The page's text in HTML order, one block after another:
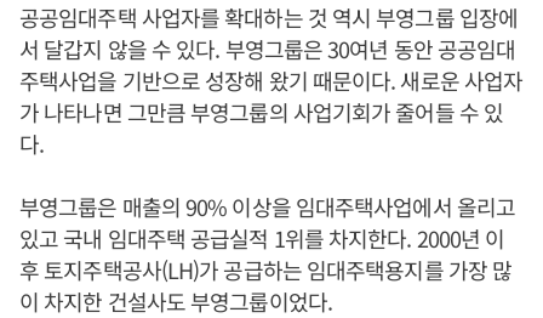
공공임대주택 사업자를 확대하는 것 역시 부영그룹 입장에
서 달갑지 않을 수 있다. 부영그룹은 30여년 동안 공공임대
주택사업을 기반으로 성장해 왔기 때문이다. 새로운 사업자
가 나타나면 그만큼 부영그룹의 사업기회가 줄어들 수 있
다.
부영그룹은 매출의 90% 이상을 임대주택사업에서 올리고
있고 국내 임대주택 공급실적 1위를 차지한다. 2000년 이
후 토지주택공사(LH)가 공급하는 임대주택용지를 가장 많
이 차지한 건설사도 부영그룹이었다.